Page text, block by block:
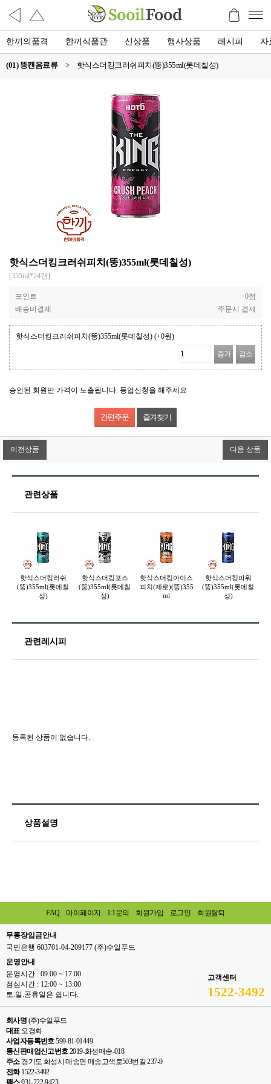
한끼의품격 한끼식품관 신상품 행사상품 레시피 자
(01) 뚱캔음료류 > 핫식스더킹크러쉬피치(뚱)355ml(롯데칠성)
핫식스더킹크러쉬피치(뚱)355ml(롯데칠성)
[355ml*24캔]
포인트
0점
배송비결제
주문시 결제
핫식스더킹크러쉬피치(뚱)355ml(롯데칠성) (+0원)
증가 감소
승인된 회원만 가격이 노출됩니다. 등업신청을 해주세요
즐겨찾기
이전상품 다음 상품
관련상품
핫식스더킹러쉬
(뚱)355ml(롯데칠
성)
핫식스더킹포스
(뚱)355ml(롯데칠
성)
핫식스더킹아이스
피치(제로)(뚱)355
ml
핫식스더킹파워
(뚱)355ml(롯데칠
성)
관련레시피
등록된 상품이 없습니다.
상품설명
FAQ 마이페이지 1:1문의 회원가입 로그인 회원탈퇴
무통장입금안내
국민은행 603701-04-209177 (주)수일푸드
운영안내
운영시간 : 09:00 ~ 17:00
점심시간 : 12:00 ~ 13:00
토.일.공휴일은 쉽니다.
고객센터
1522-3492
회사명 (주)수일푸드
대표오경화
사업자등록번호599-81-01449
통신판매업신고번호2019-화성매송-018
주소경기도 화성시 매송면 매송고색로503번길 237-9
전화1522-3492
팩스031-222-9423